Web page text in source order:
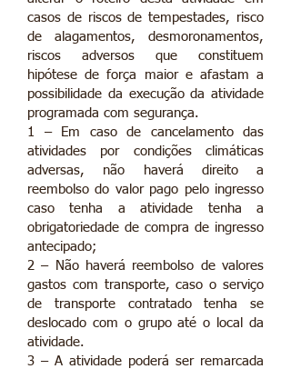
casos de riscos de tempestades, risco
de alagamentos, desmoronamentos,
riscos adversos que constituem
hipótese de força maior e afastam a
possibilidade da execução da atividade
programada com segurança.
1 – Em caso de cancelamento das
atividades por condições climáticas
adversas, não haverá direito a
reembolso do valor pago pelo ingresso
caso tenha a atividade tenha a
obrigatoriedade de compra de ingresso
antecipado;
2 – Não haverá reembolso de valores
gastos com transporte, caso o serviço
de transporte contratado tenha se
deslocado com o grupo até o local da
atividade.
3 – A atividade poderá ser remarcada